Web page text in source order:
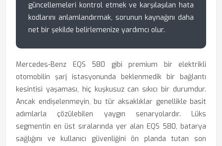
güncellemeleri kontrol etmek ve karşılaşılan hata
kodlarını anlamlandırmak, sorunun kaynağını daha
net bir şekilde belirlemenize yardımcı olur.
Mercedes-Benz EQS 580 gibi premium bir elektrikli
otomobilin şarj istasyonunda beklenmedik bir bağlantı
kesintisi yaşaması, hiç kuşkusuz can sıkıcı bir durumdur.
Ancak endişelenmeyin, bu tür aksaklıklar genellikle basit
adımlarla çözülebilen yaygın senaryolardır. Lüks
segmentin en üst sıralarında yer alan EQS 580, batarya
sağlığını ve kullanıcı güvenliğini ön planda tutan son